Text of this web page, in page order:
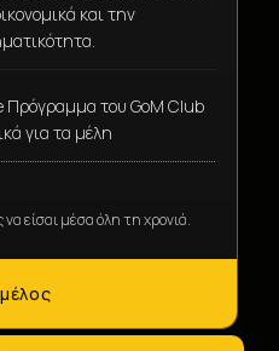
και την
Πρόγραμμα του GoM Club
για τα μέλη
να είσαι μέσα όλη τη χρονιά.
μέλος